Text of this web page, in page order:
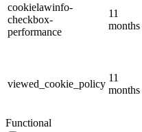
cookielawinfo-
checkbox-
performance
11
months
viewed_cookie_policy
11
months
Functional